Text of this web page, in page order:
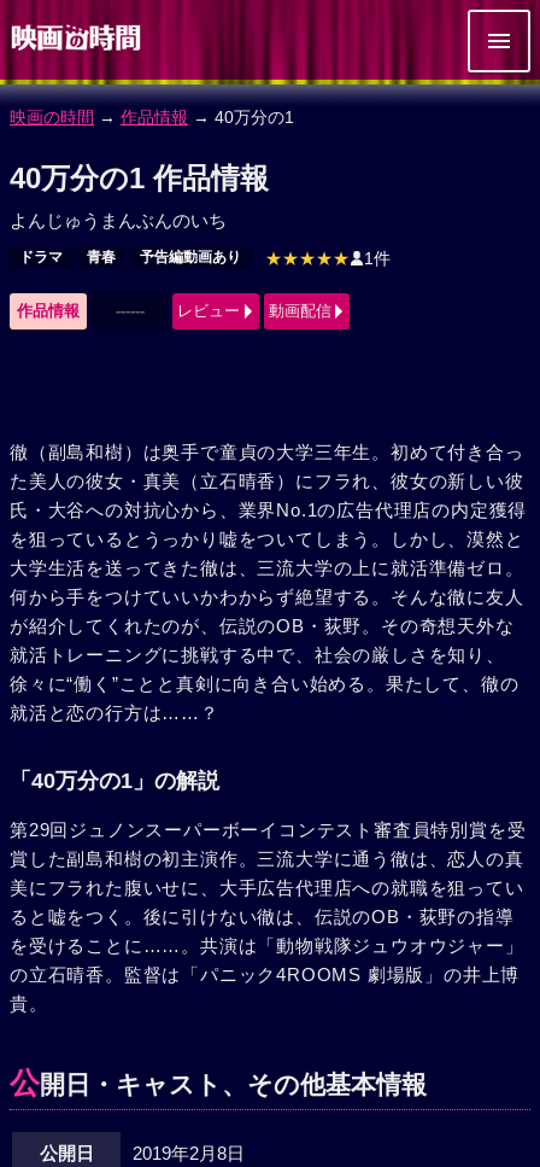
映画の時間 → 作品情報 → 40万分の1
40万分の1 作品情報
よんじゅうまんぶんのいち
ドラマ 青春 予告編動画あり ★★★★★ 1件
作品情報 ------ レビュー 動画配信
徹（副島和樹）は奥手で童貞の大学三年生。初めて付き合っ
た美人の彼女・真美（立石晴香）にフラれ、彼女の新しい彼
氏・大谷への対抗心から、業界No.1の広告代理店の内定獲得
を狙っているとうっかり嘘をついてしまう。しかし、漠然と
大学生活を送ってきた徹は、三流大学の上に就活準備ゼロ。
何から手をつけていいかわからず絶望する。そんな徹に友人
が紹介してくれたのが、伝説のOB・荻野。その奇想天外な
就活トレーニングに挑戦する中で、社会の厳しさを知り、
徐々に“働く”ことと真剣に向き合い始める。果たして、徹の
就活と恋の行方は……？
「40万分の1」の解説
第29回ジュノンスーパーボーイコンテスト審査員特別賞を受
賞した副島和樹の初主演作。三流大学に通う徹は、恋人の真
美にフラれた腹いせに、大手広告代理店への就職を狙ってい
ると嘘をつく。後に引けない徹は、伝説のOB・荻野の指導
を受けることに……。共演は「動物戦隊ジュウオウジャー」
の立石晴香。監督は「パニック4ROOMS 劇場版」の井上博
貴。
公開日・キャスト、その他基本情報
公開日 2019年2月8日